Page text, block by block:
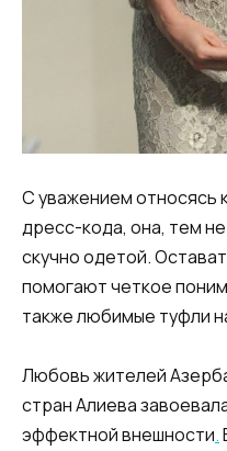
С уважением относясь
дресс-кода, она, тем
скучно одетой.
помогают четкое
также любимые туфли
Любовь жителей
стран Алиева
эффектной внешности.